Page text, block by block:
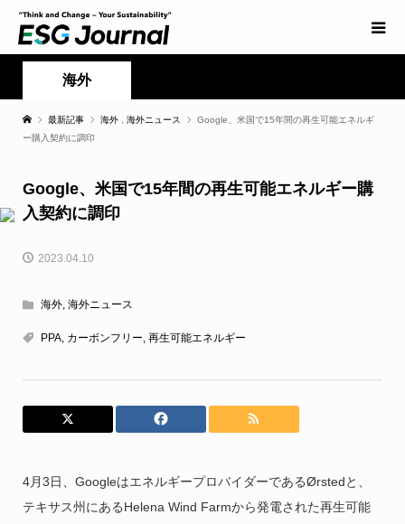
海外
最新記事 海外 海外ニュース
Google、米国で15年間の再生可能エネルギ
ー購入契約に調印
Google、米国で15年間の再生可能エネルギー購
入契約に調印
2023.04.10
海外, 海外ニュース
PPA, カーボンフリー, 再生可能エネルギー
4月3日、GoogleはエネルギープロバイダーであるØrstedと、
テキサス州にあるHelena Wind Farmから発電された再生可能